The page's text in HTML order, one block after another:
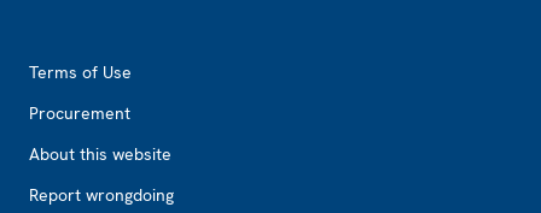
Terms of Use
Procurement
About this website
Report wrongdoing